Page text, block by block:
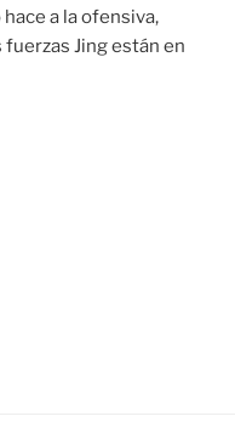
a la ofensiva,
Jing están en